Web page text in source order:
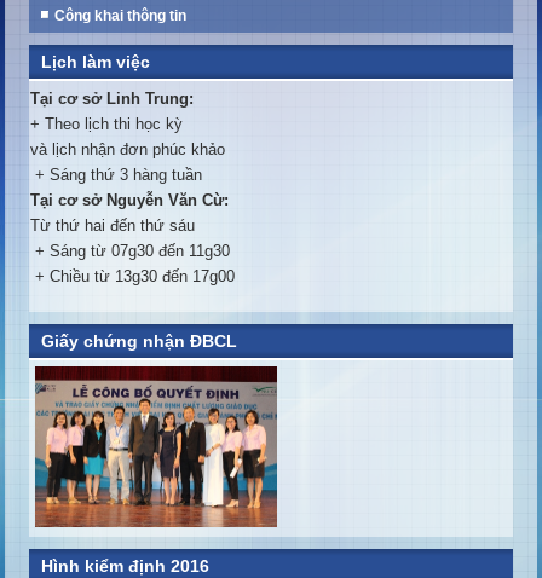
Công khai thông tin
Lịch làm việc
Tại cơ sở Linh Trung:
+ Theo lịch thi học kỳ
và lịch nhận đơn phúc khảo
+ Sáng thứ 3 hàng tuần
Tại cơ sở Nguyễn Văn Cừ:
Từ thứ hai đến thứ sáu
+ Sáng từ 07g30 đến 11g30
+ Chiều từ 13g30 đến 17g00
Giấy chứng nhận ĐBCL
Hình kiểm định 2016